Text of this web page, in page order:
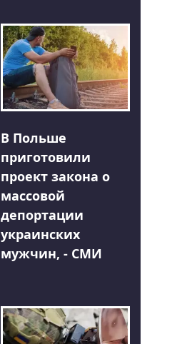
В Польше
приготовили
проект закона о
массовой
депортации
украинских
мужчин, - СМИ